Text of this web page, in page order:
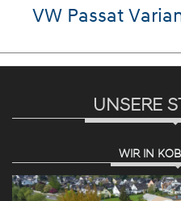
VW Passat
UNSERE
WIR IN